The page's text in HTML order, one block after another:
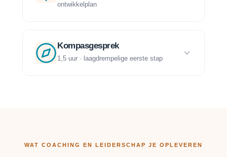
ontwikkelplan
Kompasgesprek
1,5 uur · laagdrempelige eerste stap
WAT COACHING EN LEIDERSCHAP JE OPLEVEREN